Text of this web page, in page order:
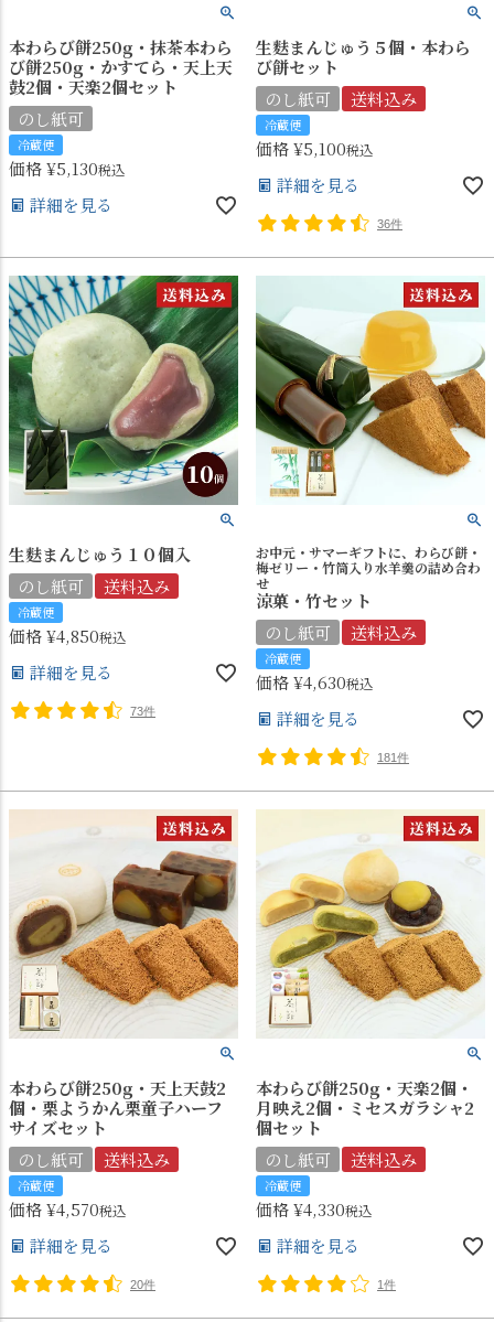
本わらび餅250g・抹茶本わら
び餅250g・かすてら・天上天
鼓2個・天楽2個セット
のし紙可
冷蔵便
価格¥5,130税込
詳細を見る
生麩まんじゅう５個・本わら
び餅セット
のし紙可
送料込み
冷蔵便
価格¥5,100税込
詳細を見る
36件
生麩まんじゅう１０個入
のし紙可
送料込み
冷蔵便
価格¥4,850税込
詳細を見る
73件
お中元・サマーギフトに、わらび餅・
梅ゼリー・竹筒入り水羊羹の詰め合わ
せ
涼菓・竹セット
のし紙可
送料込み
冷蔵便
価格¥4,630税込
詳細を見る
181件
本わらび餅250g・天上天鼓2
個・栗ようかん栗童子ハーフ
サイズセット
のし紙可
送料込み
冷蔵便
価格¥4,570税込
詳細を見る
20件
本わらび餅250g・天楽2個・
月映え2個・ミセスガラシャ2
個セット
のし紙可
送料込み
冷蔵便
価格¥4,330税込
詳細を見る
1件